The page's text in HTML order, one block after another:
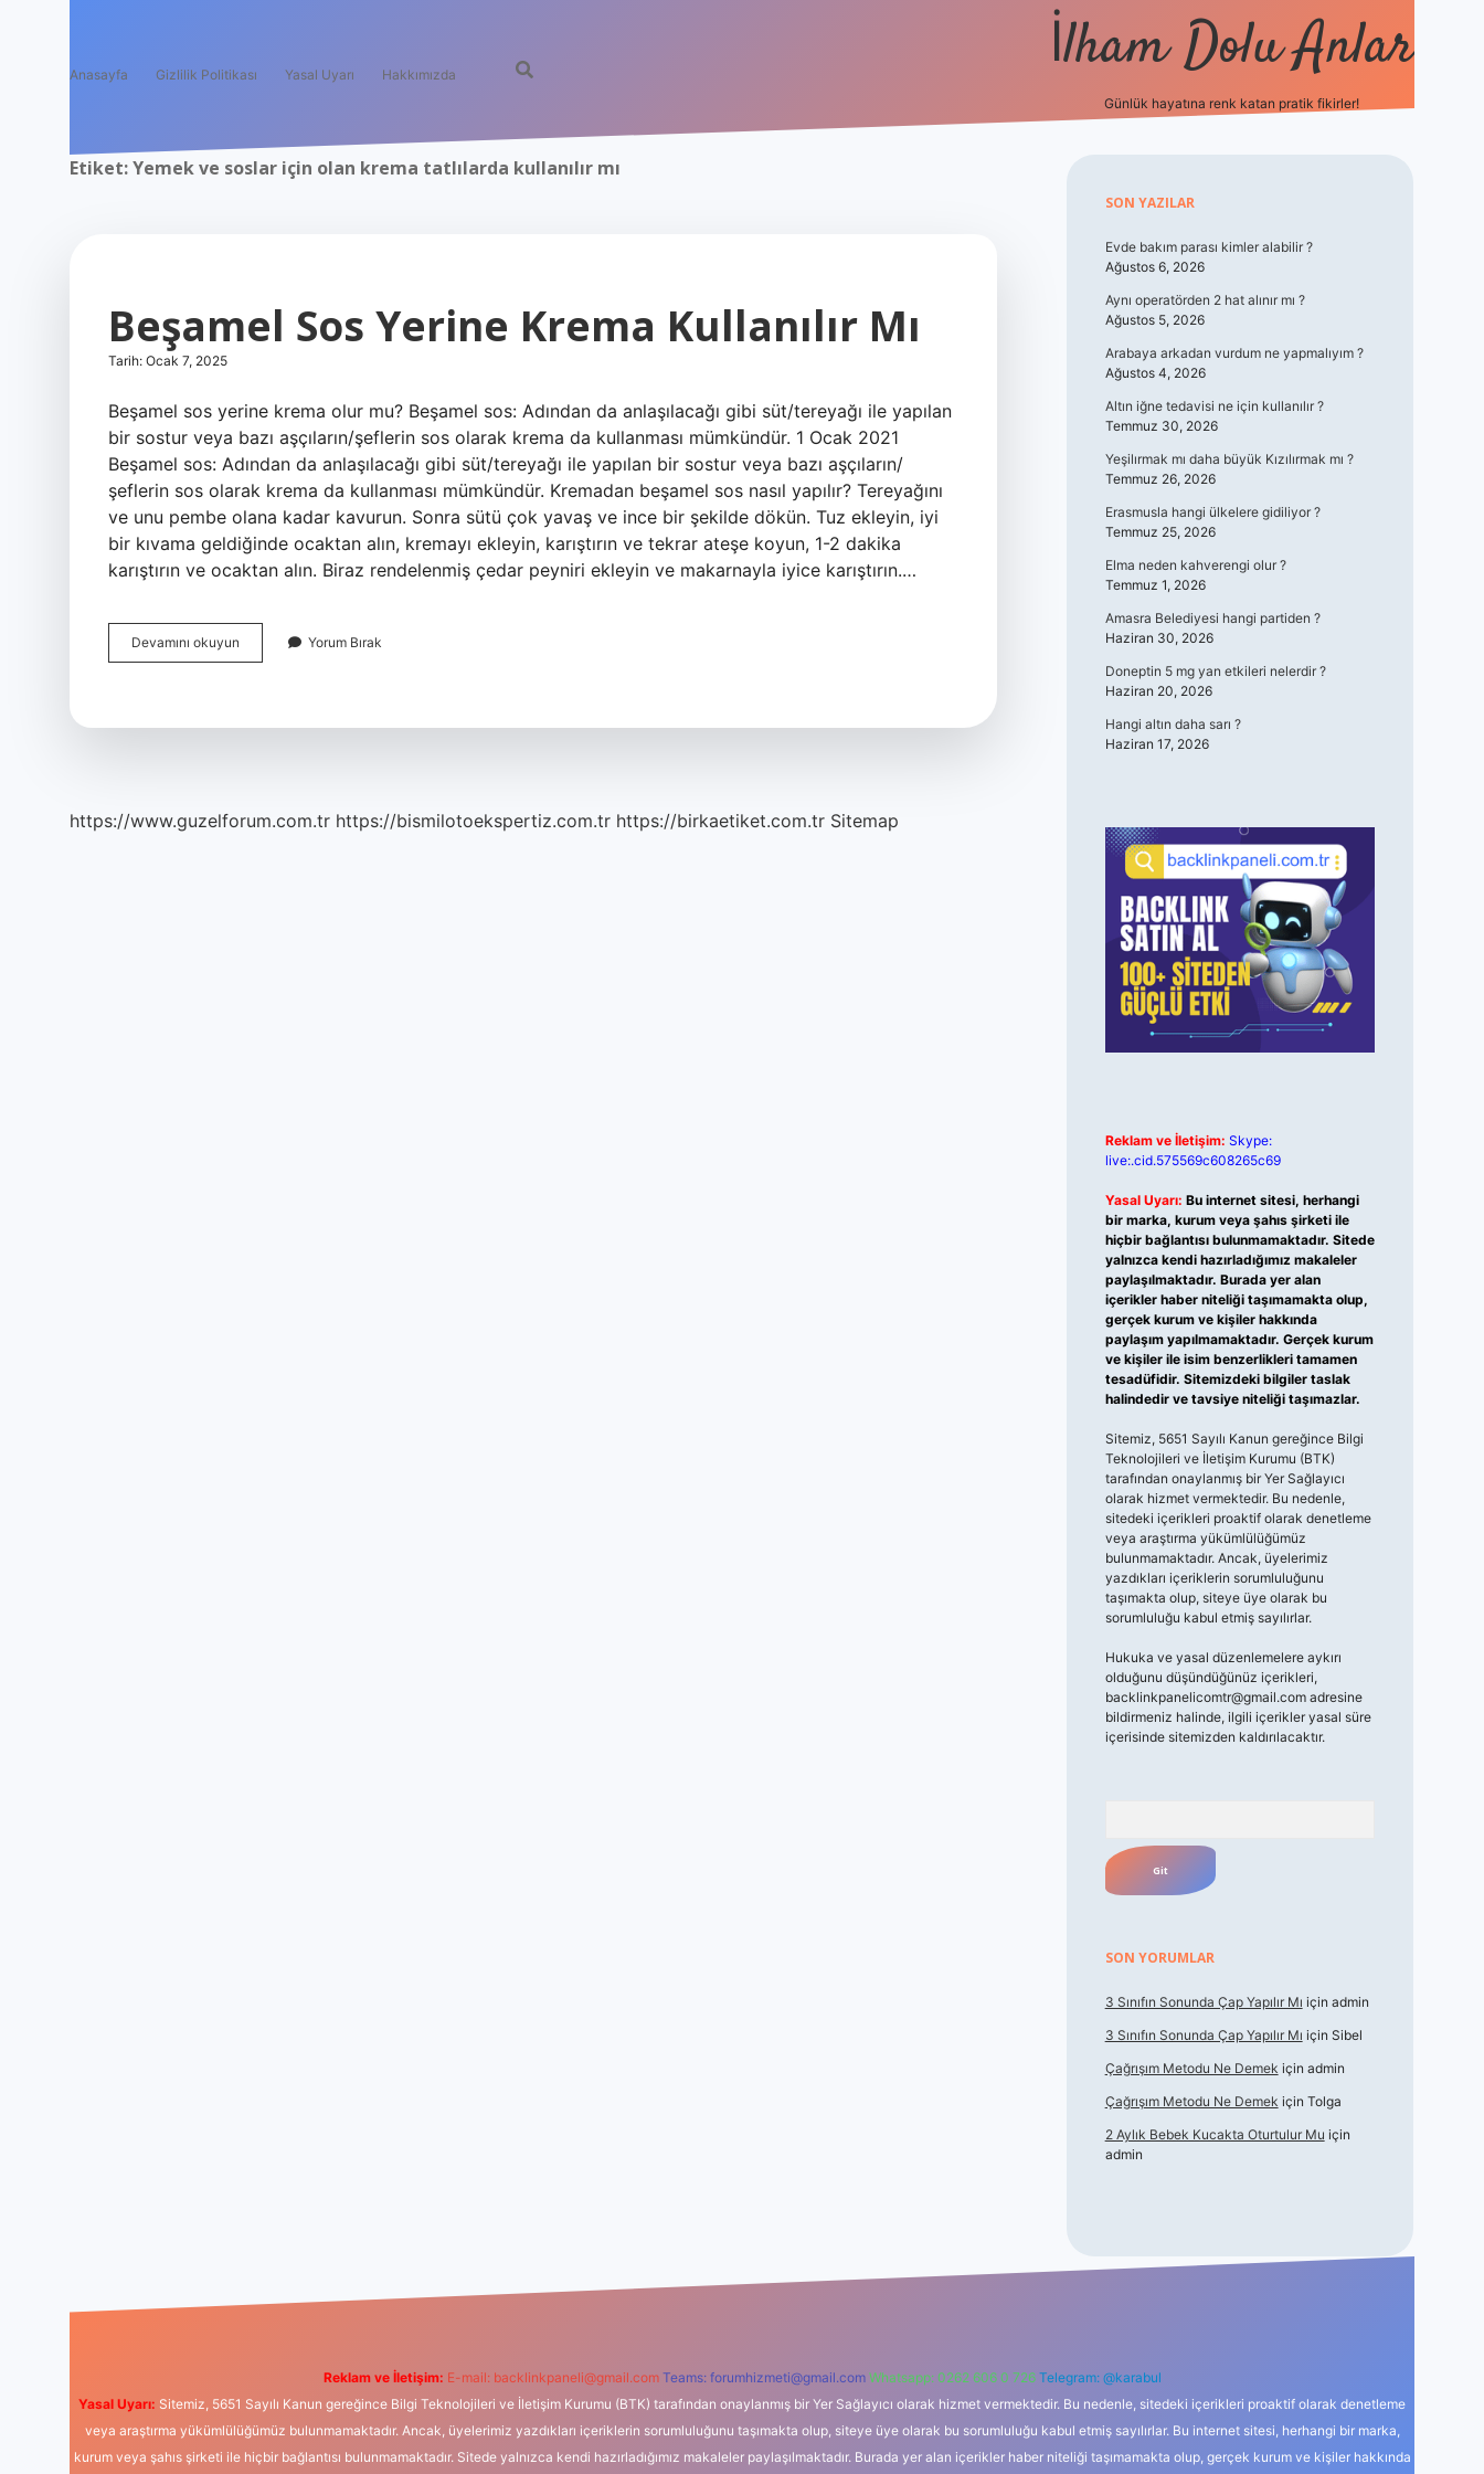
Anasayfa Gizlilik Politikası Yasal Uyarı Hakkımızda İlham Dolu Anlar
Günlük hayatına renk katan pratik fikirler!
Etiket:Yemek ve soslar için olan krema tatlılarda kullanılır mı
Beşamel Sos Yerine Krema Kullanılır Mı
Tarih: Ocak 7, 2025
Beşamel sos yerine krema olur mu? Beşamel sos: Adından da anlaşılacağı gibi süt/tereyağı ile yapılan
bir sostur veya bazı aşçıların/şeflerin sos olarak krema da kullanması mümkündür. 1 Ocak 2021
Beşamel sos: Adından da anlaşılacağı gibi süt/tereyağı ile yapılan bir sostur veya bazı aşçıların/
şeflerin sos olarak krema da kullanması mümkündür. Kremadan beşamel sos nasıl yapılır? Tereyağını
ve unu pembe olana kadar kavurun. Sonra sütü çok yavaş ve ince bir şekilde dökün. Tuz ekleyin, iyi
bir kıvama geldiğinde ocaktan alın, kremayı ekleyin, karıştırın ve tekrar ateşe koyun, 1-2 dakika
karıştırın ve ocaktan alın. Biraz rendelenmiş çedar peyniri ekleyin ve makarnayla iyice karıştırın.…
Devamını okuyun Beşamel
Sos
Yorum Bırak
https://www.guzelforum.com.tr https://bismilotoekspertiz.com.tr https://birkaetiket.com.tr Sitemap
Sidebar
SON YAZILAR
Evde bakım parası kimler alabilir ?
Ağustos 6, 2026
Aynı operatörden 2 hat alınır mı ?
Ağustos 5, 2026
Arabaya arkadan vurdum ne yapmalıyım ?
Ağustos 4, 2026
Altın iğne tedavisi ne için kullanılır ?
Temmuz 30, 2026
Yeşilırmak mı daha büyük Kızılırmak mı ?
Temmuz 26, 2026
Erasmusla hangi ülkelere gidiliyor ?
Temmuz 25, 2026
Elma neden kahverengi olur ?
Temmuz 1, 2026
Amasra Belediyesi hangi partiden ?
Haziran 30, 2026
Doneptin 5 mg yan etkileri nelerdir ?
Haziran 20, 2026
Hangi altın daha sarı ?
Haziran 17, 2026
Reklam ve İletişim: Skype:
live:.cid.575569c608265c69
Yasal Uyarı: Bu internet sitesi, herhangi
bir marka, kurum veya şahıs şirketi ile
hiçbir bağlantısı bulunmamaktadır. Sitede
yalnızca kendi hazırladığımız makaleler
paylaşılmaktadır. Burada yer alan
içerikler haber niteliği taşımamakta olup,
gerçek kurum ve kişiler hakkında
paylaşım yapılmamaktadır. Gerçek kurum
ve kişiler ile isim benzerlikleri tamamen
tesadüfidir. Sitemizdeki bilgiler taslak
halindedir ve tavsiye niteliği taşımazlar.
Sitemiz, 5651 Sayılı Kanun gereğince Bilgi
Teknolojileri ve İletişim Kurumu (BTK)
tarafından onaylanmış bir Yer Sağlayıcı
olarak hizmet vermektedir. Bu nedenle,
sitedeki içerikleri proaktif olarak denetleme
veya araştırma yükümlülüğümüz
bulunmamaktadır. Ancak, üyelerimiz
yazdıkları içeriklerin sorumluluğunu
taşımakta olup, siteye üye olarak bu
sorumluluğu kabul etmiş sayılırlar.
Hukuka ve yasal düzenlemelere aykırı
olduğunu düşündüğünüz içerikleri,
backlinkpanelicomtr@gmail.comadresine
bildirmeniz halinde, ilgili içerikler yasal süre
içerisinde sitemizden kaldırılacaktır.
SON YORUMLAR
3 Sınıfın Sonunda Çap Yapılır Mı için admin
3 Sınıfın Sonunda Çap Yapılır Mı için Sibel
Çağrışım Metodu Ne Demek için admin
Çağrışım Metodu Ne Demek için Tolga
2 Aylık Bebek Kucakta Oturtulur Mu için
admin
Reklam ve İletişim: E-mail: backlinkpaneli@gmail.com Teams: forumhizmeti@gmail.com Whatsapp: 0262 606 0 726 Telegram: @karabul
Yasal Uyarı: Sitemiz, 5651 Sayılı Kanun gereğince Bilgi Teknolojileri ve İletişim Kurumu (BTK) tarafından onaylanmış bir Yer Sağlayıcı olarak hizmet vermektedir. Bu nedenle, sitedeki içerikleri proaktif olarak denetleme
veya araştırma yükümlülüğümüz bulunmamaktadır. Ancak, üyelerimiz yazdıkları içeriklerin sorumluluğunu taşımakta olup, siteye üye olarak bu sorumluluğu kabul etmiş sayılırlar. Bu internet sitesi, herhangi bir marka,
kurum veya şahıs şirketi ile hiçbir bağlantısı bulunmamaktadır. Sitede yalnızca kendi hazırladığımız makaleler paylaşılmaktadır. Burada yer alan içerikler haber niteliği taşımamakta olup, gerçek kurum ve kişiler hakkında